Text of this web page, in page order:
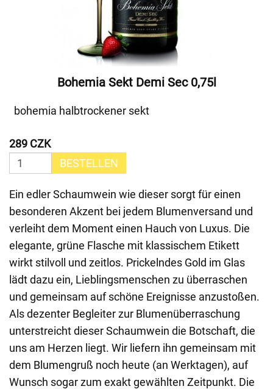
Bohemia Sekt Demi Sec 0,75l
bohemia halbtrockener sekt
289 CZK
BESTELLEN
Ein edler Schaumwein wie dieser sorgt für einen
besonderen Akzent bei jedem Blumenversand und
verleiht dem Moment einen Hauch von Luxus. Die
elegante, grüne Flasche mit klassischem Etikett
wirkt stilvoll und zeitlos. Prickelndes Gold im Glas
lädt dazu ein, Lieblingsmenschen zu überraschen
und gemeinsam auf schöne Ereignisse anzustoßen.
Als dezenter Begleiter zur Blumenüberraschung
unterstreicht dieser Schaumwein die Botschaft, die
uns am Herzen liegt. Wir liefern ihn gemeinsam mit
dem Blumengruß noch heute (an Werktagen), auf
Wunsch sogar zum exakt gewählten Zeitpunkt. Die